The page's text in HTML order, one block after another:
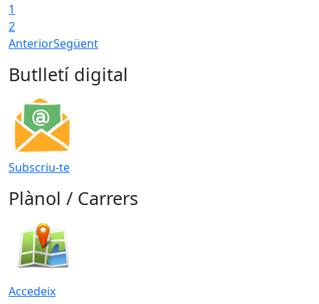
1
2
AnteriorSegüent
Butlletí digital
Subscriu-te
Plànol / Carrers
Accedeix